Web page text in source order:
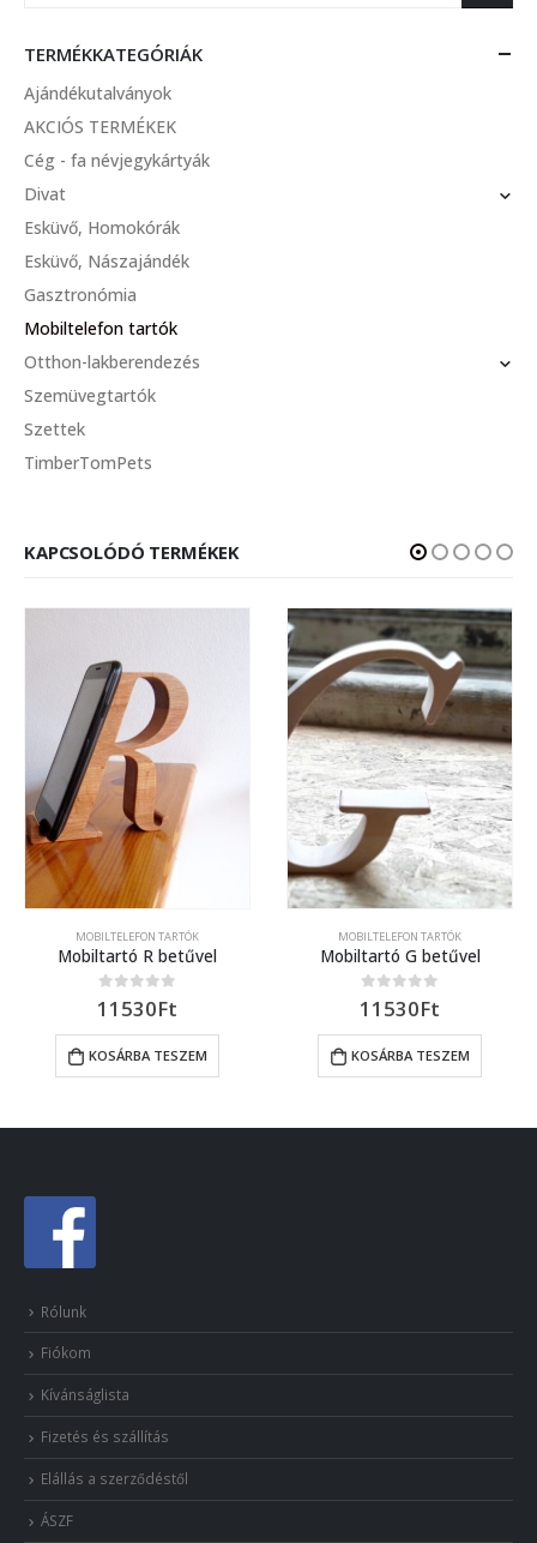
TERMÉKKATEGÓRIÁK
Ajándékutalványok
AKCIÓS TERMÉKEK
Cég - fa névjegykártyák
Divat
Esküvő, Homokórák
Esküvő, Nászajándék
Gasztronómia
Mobiltelefon tartók
Otthon-lakberendezés
Szemüvegtartók
Szettek
TimberTomPets
KAPCSOLÓDÓ TERMÉKEK
MOBILTELEFON TARTÓK
Mobiltartó R betűvel
0 out of 5
11530Ft
KOSÁRBA TESZEM
MOBILTELEFON TARTÓK
Mobiltartó G betűvel
0 out of 5
11530Ft
KOSÁRBA TESZEM
Rólunk
Fiókom
Kívánságlista
Fizetés és szállítás
Elállás a szerződéstől
ÁSZF